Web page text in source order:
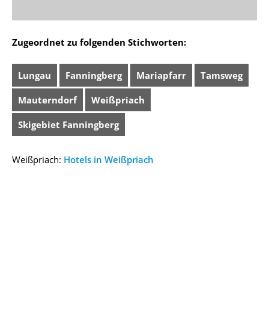
Zugeordnet zu folgenden Stichworten:
Lungau Fanningberg Mariapfarr Tamsweg
Mauterndorf Weißpriach
Skigebiet Fanningberg
Weißpriach: Hotels in Weißpriach